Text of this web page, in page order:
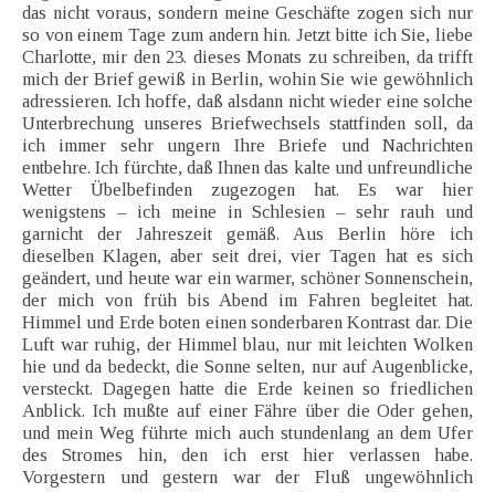
das nicht voraus, sondern meine Geschäfte zogen sich nur
so von einem Tage zum andern hin. Jetzt bitte ich Sie, liebe
Charlotte, mir den 23. dieses Monats zu schreiben, da trifft
mich der Brief gewiß in Berlin, wohin Sie wie gewöhnlich
adressieren. Ich hoffe, daß alsdann nicht wieder eine solche
Unterbrechung unseres Briefwechsels stattfinden soll, da
ich immer sehr ungern Ihre Briefe und Nachrichten
entbehre. Ich fürchte, daß Ihnen das kalte und unfreundliche
Wetter Übelbefinden zugezogen hat. Es war hier
wenigstens – ich meine in Schlesien – sehr rauh und
garnicht der Jahreszeit gemäß. Aus Berlin höre ich
dieselben Klagen, aber seit drei, vier Tagen hat es sich
geändert, und heute war ein warmer, schöner Sonnenschein,
der mich von früh bis Abend im Fahren begleitet hat.
Himmel und Erde boten einen sonderbaren Kontrast dar. Die
Luft war ruhig, der Himmel blau, nur mit leichten Wolken
hie und da bedeckt, die Sonne selten, nur auf Augenblicke,
versteckt. Dagegen hatte die Erde keinen so friedlichen
Anblick. Ich mußte auf einer Fähre über die Oder gehen,
und mein Weg führte mich auch stundenlang an dem Ufer
des Stromes hin, den ich erst hier verlassen habe.
Vorgestern und gestern war der Fluß ungewöhnlich